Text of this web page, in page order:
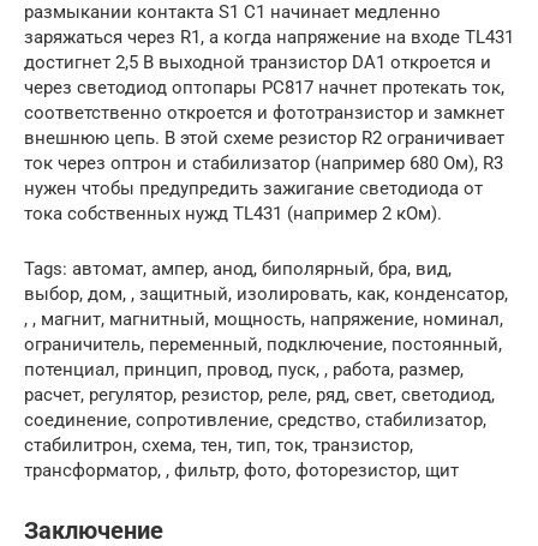
размыкании контакта S1 C1 начинает медленно
заряжаться через R1, а когда напряжение на входе TL431
достигнет 2,5 В выходной транзистор DA1 откроется и
через светодиод оптопары PC817 начнет протекать ток,
соответственно откроется и фототранзистор и замкнет
внешнюю цепь. В этой схеме резистор R2 ограничивает
ток через оптрон и стабилизатор (например 680 Ом), R3
нужен чтобы предупредить зажигание светодиода от
тока собственных нужд TL431 (например 2 кОм).
Tags: автомат, ампер, анод, биполярный, бра, вид,
выбор, дом, , защитный, изолировать, как, конденсатор,
, , магнит, магнитный, мощность, напряжение, номинал,
ограничитель, переменный, подключение, постоянный,
потенциал, принцип, провод, пуск, , работа, размер,
расчет, регулятор, резистор, реле, ряд, свет, светодиод,
соединение, сопротивление, средство, стабилизатор,
стабилитрон, схема, тен, тип, ток, транзистор,
трансформатор, , фильтр, фото, фоторезистор, щит
Заключение